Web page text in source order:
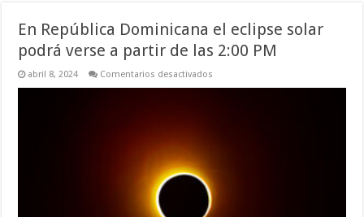
En República Dominicana el eclipse solar
podrá verse a partir de las 2:00 PM
abril 8, 2024 Comentarios desactivados
partir
las
2:00